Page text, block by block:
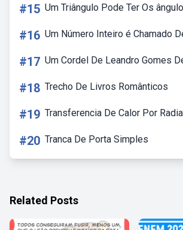
#15 Um Triângulo Pode Ter Os
#16 Um Número Inteiro é Chamado
#17 Um Cordel De Leandro Gomes
#18 Trecho De Livros Românticos
#19 Transferencia De Calor Por
#20 Tranca De Porta Simples
Related Posts